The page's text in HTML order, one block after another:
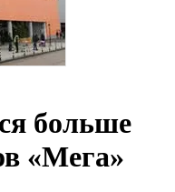
больше
«Мега»